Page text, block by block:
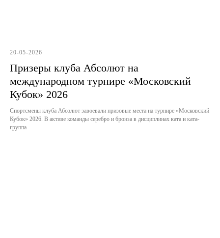
20-05-2026
Призеры клуба Абсолют на
международном турнире «Московский
Кубок» 2026
Спортсмены клуба Абсолют завоевали призовые места на турнире «Московский
Кубок» 2026. В активе команды серебро и бронза в дисциплинах ката и ката-
группа